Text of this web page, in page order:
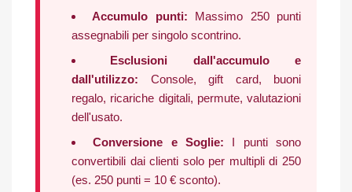
Accumulo punti: Massimo 250 punti
assegnabili per singolo scontrino.
Esclusioni dall'accumulo e
dall'utilizzo: Console, gift card, buoni
regalo, ricariche digitali, permute, valutazioni
dell'usato.
Conversione e Soglie: I punti sono
convertibili dai clienti solo per multipli di 250
(es. 250 punti = 10 € sconto).